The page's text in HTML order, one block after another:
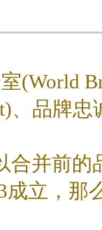
(World
、品牌
合并前
成立，那